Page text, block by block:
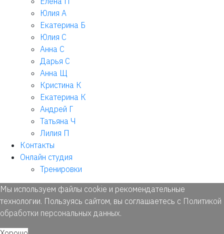
Юлия А
Екатерина Б
Юлия С
Анна С
Дарья С
Анна Щ
Кристина К
Екатерина К
Андрей Г
Татьяна Ч
Лилия П
Контакты
Онлайн студия
Тренировки
Мы используем файлы cookie и рекомендательные
технологии. Пользуясь сайтом, вы соглашаетесь с Политикой
обработки персональных данных.